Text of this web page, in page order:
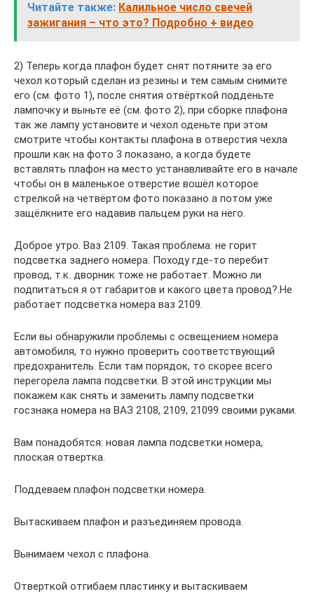
Читайте также: Калильное число свечей
зажигания – что это? Подробно + видео
2) Теперь когда плафон будет снят потяните за его
чехол который сделан из резины и тем самым снимите
его (см. фото 1), после снятия отвёрткой подденьте
лампочку и выньте её (см. фото 2), при сборке плафона
так же лампу установите и чехол оденьте при этом
смотрите чтобы контакты плафона в отверстия чехла
прошли как на фото 3 показано, а когда будете
вставлять плафон на место устанавливайте его в начале
чтобы он в маленькое отверстие вошёл которое
стрелкой на четвёртом фото показано а потом уже
защёлкните его надавив пальцем руки на него.
Доброе утро. Ваз 2109. Такая проблема: не горит
подсветка заднего номера. Походу где-то перебит
провод, т.к. дворник тоже не работает. Можно ли
подпитаться я от габаритов и какого цвета провод?.Не
работает подсветка номера ваз 2109.
Если вы обнаружили проблемы с освещением номера
автомобиля, то нужно проверить соответствующий
предохранитель. Если там порядок, то скорее всего
перегорела лампа подсветки. В этой инструкции мы
покажем как снять и заменить лампу подсветки
госзнака номера на ВАЗ 2108, 2109, 21099 своими руками.
Вам понадобятся: новая лампа подсветки номера,
плоская отвертка.
Поддеваем плафон подсветки номера.
Вытаскиваем плафон и разъединяем провода.
Вынимаем чехол с плафона.
Отверткой отгибаем пластинку и вытаскиваем